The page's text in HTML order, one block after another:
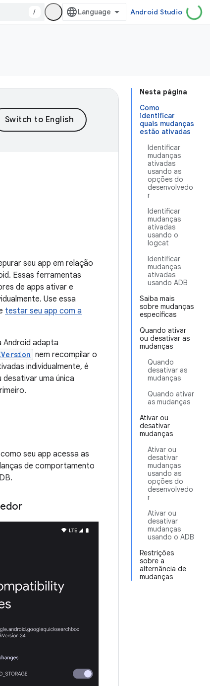
/ Android Studio
Nesta página
Como
identificar
quais mudanças
estão ativadas
Identificar
mudanças
ativadas
usando as
opções do
desenvolvedo
r
Identificar
mudanças
ativadas
usando o
logcat
Identificar
mudanças
ativadas
usando ADB
Saiba mais
sobre mudanças
específicas
Quando ativar
ou desativar as
mudanças
Quando
desativar as
mudanças
Quando ativar
as mudanças
Ativar ou
desativar
mudanças
Ativar ou
desativar
mudanças
usando as
opções do
desenvolvedo
r
Ativar ou
desativar
mudanças
usando o ADB
Restrições
sobre a
alternância de
mudanças
seu app em relação
Essas ferramentas
de apps ativar e
Use essa
testar seu app com a
Android adapta
nem recompilar o
individualmente, é
uma única
seu app acessa as
de comportamento